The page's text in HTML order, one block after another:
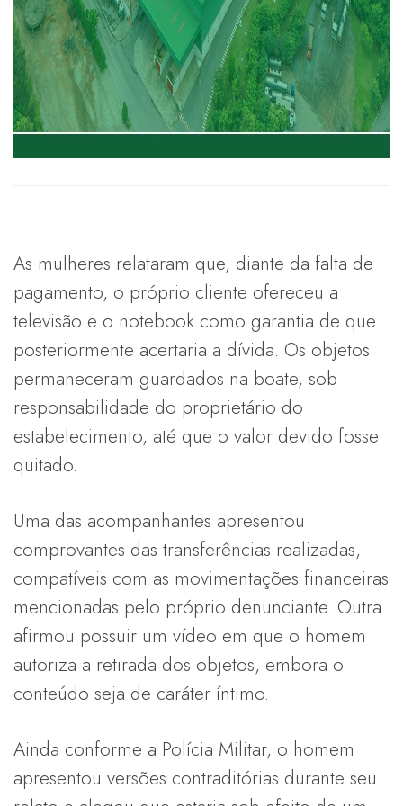
As mulheres relataram que, diante da falta de
pagamento, o próprio cliente ofereceu a
televisão e o notebook como garantia de que
posteriormente acertaria a dívida. Os objetos
permaneceram guardados na boate, sob
responsabilidade do proprietário do
estabelecimento, até que o valor devido fosse
quitado.
Uma das acompanhantes apresentou
comprovantes das transferências realizadas,
compatíveis com as movimentações financeiras
mencionadas pelo próprio denunciante. Outra
afirmou possuir um vídeo em que o homem
autoriza a retirada dos objetos, embora o
conteúdo seja de caráter íntimo.
Ainda conforme a Polícia Militar, o homem
apresentou versões contraditórias durante seu